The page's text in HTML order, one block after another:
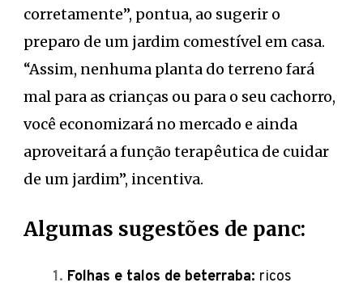
corretamente”, pontua, ao sugerir o
preparo de um jardim comestível em casa.
“Assim, nenhuma planta do terreno fará
mal para as crianças ou para o seu cachorro,
você economizará no mercado e ainda
aproveitará a função terapêutica de cuidar
de um jardim”, incentiva.
Algumas sugestões de panc:
Folhas e talos de beterraba: ricos